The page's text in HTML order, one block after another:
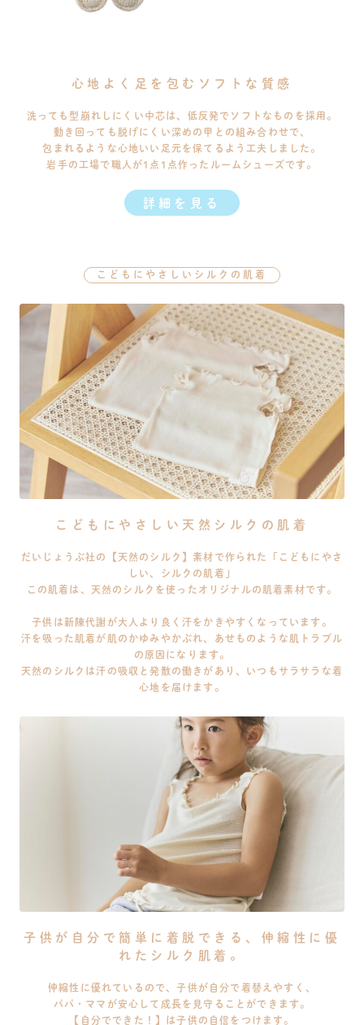
心地よく足を包むソフトな質感
洗っても型崩れしにくい中芯は、低反発でソフトなものを採用。
動き回っても脱げにくい深めの甲との組み合わせで、
包まれるような心地いい足元を保てるよう工夫しました。
岩手の工場で職人が1点1点作ったルームシューズです。
詳細を見る
こどもにやさしいシルクの肌着
こどもにやさしい天然シルクの肌着
だいじょうぶ社の【天然のシルク】素材で作られた「こどもにやさ
しい、シルクの肌着」
この肌着は、天然のシルクを使ったオリジナルの肌着素材です。
子供は新陳代謝が大人より良く汗をかきやすくなっています。
汗を吸った肌着が肌のかゆみやかぶれ、あせものような肌トラブル
の原因になります。
天然のシルクは汗の吸収と発散の働きがあり、いつもサラサラな着
心地を届けます。
子供が自分で簡単に着脱できる、伸縮性に優
れたシルク肌着。
伸縮性に優れているので、子供が自分で着替えやすく、
パパ・ママが安心して成長を見守ることができます。
【自分でできた！】は子供の自信をつけます。